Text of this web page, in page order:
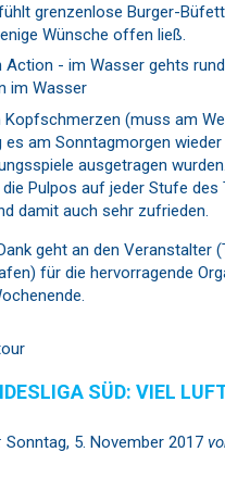
grenzenlose Burger-
Wünsche offen ließ.
im Wasser
Kopfschmerzen (muss am
es am Sonntagmorgen
ausgetragen
Pulpos auf jeder Stufe des
damit auch sehr zufrieden.
geht an den Veranstalter
für die hervorragende
SÜD: VIEL
Sonntag, 5. November 2017